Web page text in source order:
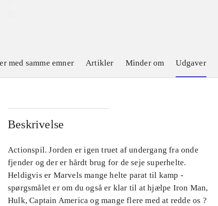
med samme emner Artikler Minder om Udgaver
Beskrivelse
Actionspil. Jorden er igen truet af undergang fra onde
fjender og der er hårdt brug for de seje superhelte.
Heldigvis er Marvels mange helte parat til kamp -
spørgsmålet er om du også er klar til at hjælpe Iron Man,
Hulk, Captain America og mange flere med at redde os ?